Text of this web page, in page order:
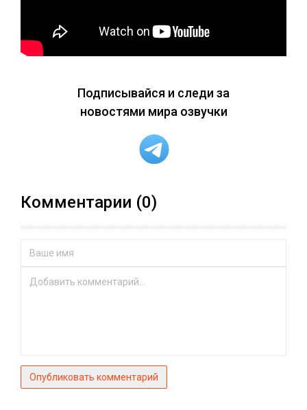
Подписывайся и следи за
новостями мира озвучки
Комментарии (0)
Опубликовать комментарий